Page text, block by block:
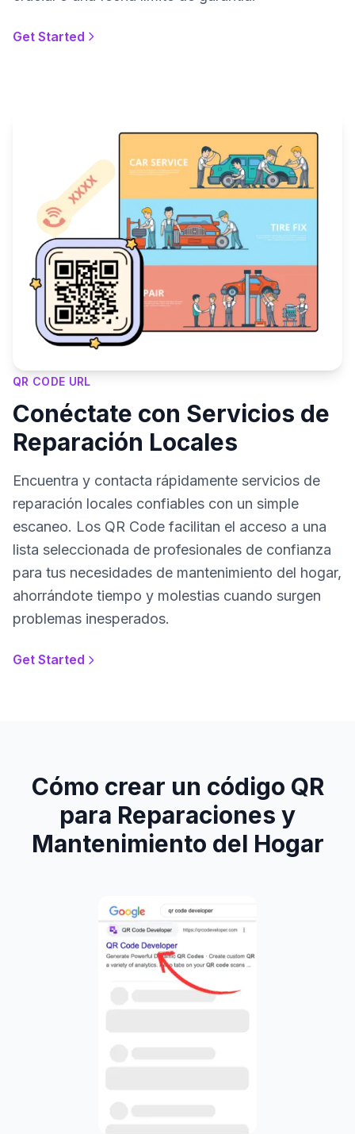
Get Started
QR CODE URL
Conéctate con Servicios de
Reparación Locales
Encuentra y contacta rápidamente servicios de
reparación locales confiables con un simple
escaneo. Los QR Code facilitan el acceso a una
lista seleccionada de profesionales de confianza
para tus necesidades de mantenimiento del hogar,
ahorrándote tiempo y molestias cuando surgen
problemas inesperados.
Get Started
Cómo crear un código QR
para Reparaciones y
Mantenimiento del Hogar